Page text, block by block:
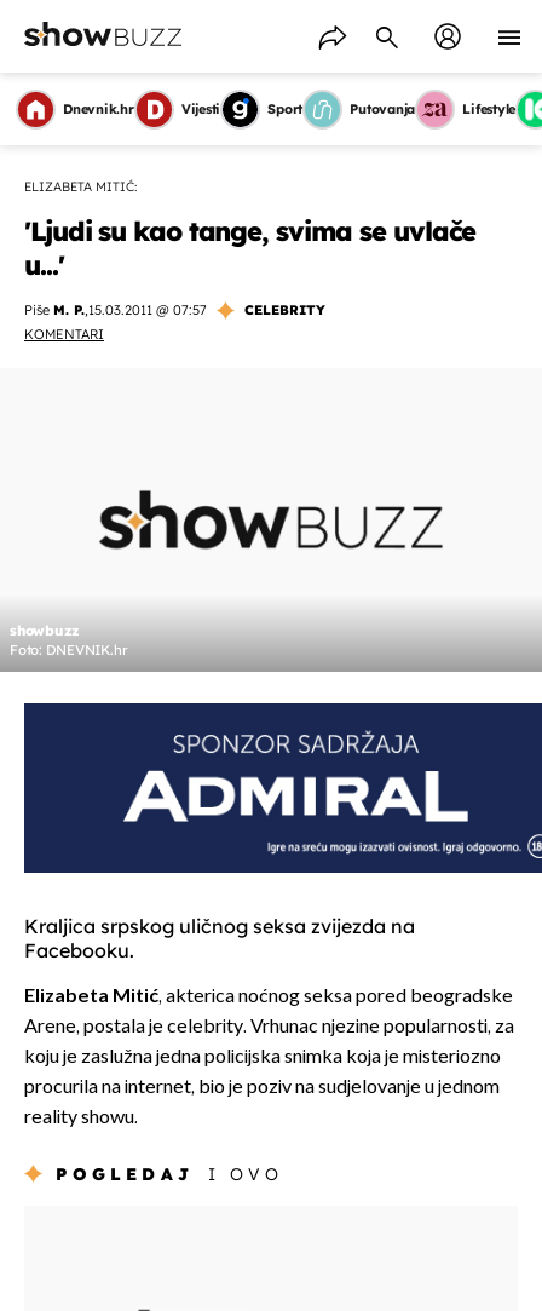
Dnevnik.hr Vijesti Sport Putovanja Lifestyle
ELIZABETA MITIĆ:
'Ljudi su kao tange, svima se uvlače
u...'
Piše M. P.,15.03.2011 @ 07:57
CELEBRITY
KOMENTARI
showbuzz
Foto: DNEVNIK.hr
Kraljica srpskog uličnog seksa zvijezda na
Facebooku.
Elizabeta Mitić, akterica noćnog seksa pored beogradske
Arene, postala je celebrity. Vrhunac njezine popularnosti, za
koju je zaslužna jedna policijska snimka koja je misteriozno
procurila na internet, bio je poziv na sudjelovanje u jednom
reality showu.
POGLEDAJ I OVO